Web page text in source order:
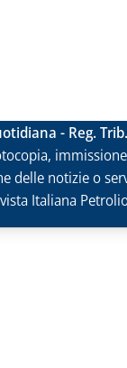
- Reg.
delle notizie o
Italiana